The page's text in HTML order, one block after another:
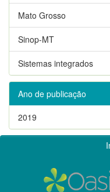
Mato Grosso
Sinop-MT
Sistemas integrados
Ano de publicação
2019